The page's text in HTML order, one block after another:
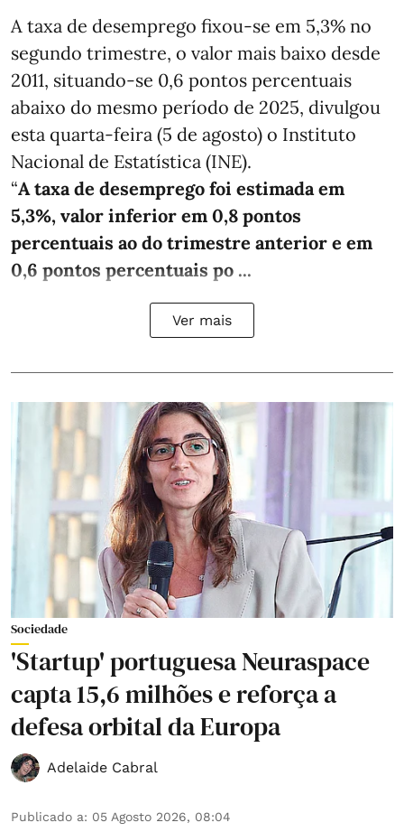
A taxa de desemprego fixou-se em 5,3% no
segundo trimestre, o valor mais baixo desde
2011, situando-se 0,6 pontos percentuais
abaixo do mesmo período de 2025, divulgou
esta quarta-feira (5 de agosto) o Instituto
Nacional de Estatística (INE).
“A taxa de desemprego foi estimada em
5,3%, valor inferior em 0,8 pontos
percentuais ao do trimestre anterior e em
0,6 pontos percentuais po ...
Ver mais
Sociedade
'Startup' portuguesa Neuraspace
capta 15,6 milhões e reforça a
defesa orbital da Europa
Adelaide Cabral
Publicado a: 05 Agosto 2026, 08:04